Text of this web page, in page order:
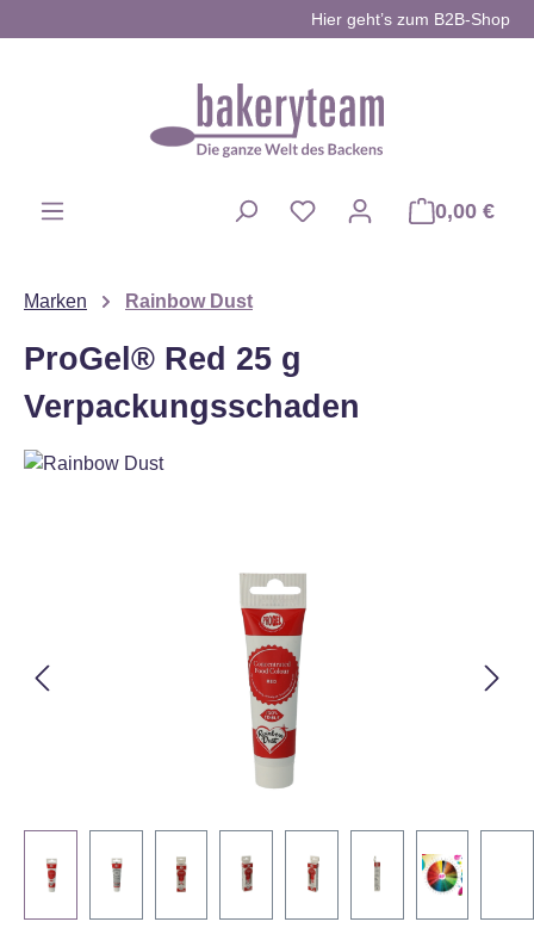
Hier geht’s zum B2B-Shop
0,00 €
Marken Rainbow Dust
ProGel® Red 25 g
Verpackungsschaden